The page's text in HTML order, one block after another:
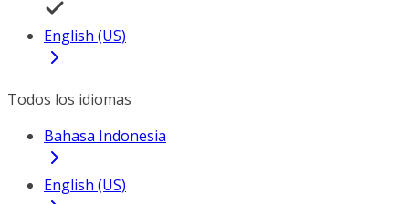
English (US)
Todos los idiomas
Bahasa Indonesia
English (US)